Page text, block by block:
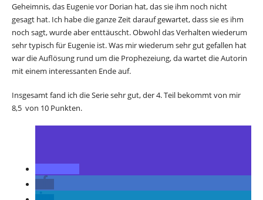
Geheimnis, das Eugenie vor Dorian hat, das sie ihm noch nicht
gesagt hat. Ich habe die ganze Zeit darauf gewartet, dass sie es ihm
noch sagt, wurde aber enttäuscht. Obwohl das Verhalten wiederum
sehr typisch für Eugenie ist. Was mir wiederum sehr gut gefallen hat
war die Auflösung rund um die Prophezeiung, da wartet die Autorin
mit einem interessanten Ende auf.
Insgesamt fand ich die Serie sehr gut, der 4. Teil bekommt von mir
8,5 von 10 Punkten.